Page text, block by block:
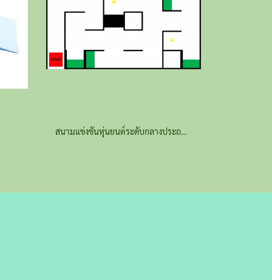
สนามแข่งขันหุ่นยนต์ระดับกลางประถม ชุดเต็ม